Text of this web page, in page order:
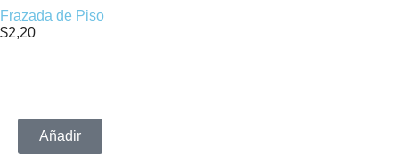
Frazada de Piso
$2,20
Añadir